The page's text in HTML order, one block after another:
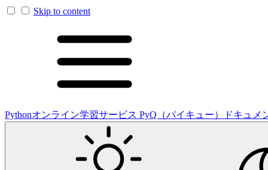
Skip to content
Pythonオンライン学習サービス PyQ（パイキュー）ドキュメ